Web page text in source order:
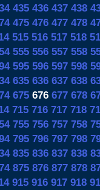
435 436 437 438
475 476 477 478
515 516 517 518
555 556 557 558
595 596 597 598
635 636 637 638
675 676 677 678
715 716 717 718
755 756 757 758
795 796 797 798
835 836 837 838
875 876 877 878
915 916 917 918